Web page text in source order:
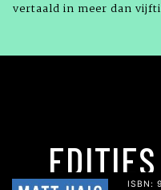
vertaald in meer dan
ISBN: